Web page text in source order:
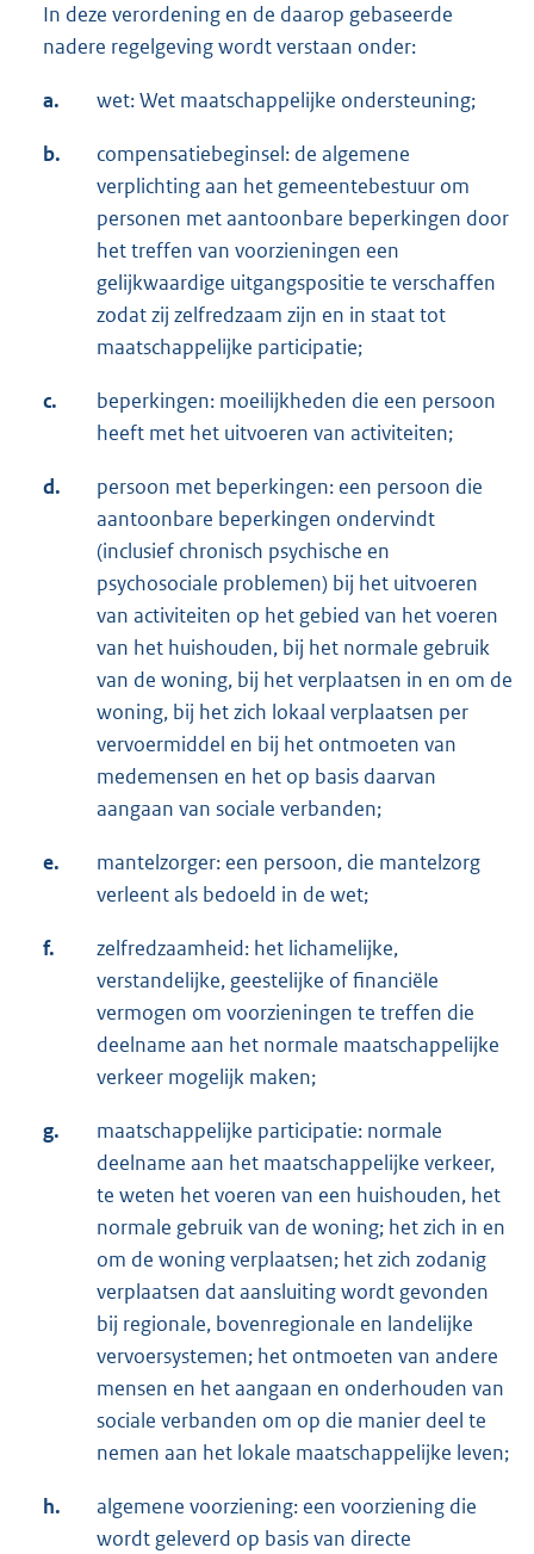
In deze verordening en de daarop gebaseerde
nadere regelgeving wordt verstaan onder:
a. wet: Wet maatschappelijke ondersteuning;
b.
compensatiebeginsel: de algemene
verplichting aan het gemeentebestuur om
personen met aantoonbare beperkingen door
het treffen van voorzieningen een
gelijkwaardige uitgangspositie te verschaffen
zodat zij zelfredzaam zijn en in staat tot
maatschappelijke participatie;
c.
beperkingen: moeilijkheden die een persoon
heeft met het uitvoeren van activiteiten;
d.
persoon met beperkingen: een persoon die
aantoonbare beperkingen ondervindt
(inclusief chronisch psychische en
psychosociale problemen) bij het uitvoeren
van activiteiten op het gebied van het voeren
van het huishouden, bij het normale gebruik
van de woning, bij het verplaatsen in en om de
woning, bij het zich lokaal verplaatsen per
vervoermiddel en bij het ontmoeten van
medemensen en het op basis daarvan
aangaan van sociale verbanden;
e.
mantelzorger: een persoon, die mantelzorg
verleent als bedoeld in de wet;
f.
zelfredzaamheid: het lichamelijke,
verstandelijke, geestelijke of financiële
vermogen om voorzieningen te treffen die
deelname aan het normale maatschappelijke
verkeer mogelijk maken;
g.
maatschappelijke participatie: normale
deelname aan het maatschappelijke verkeer,
te weten het voeren van een huishouden, het
normale gebruik van de woning; het zich in en
om de woning verplaatsen; het zich zodanig
verplaatsen dat aansluiting wordt gevonden
bij regionale, bovenregionale en landelijke
vervoersystemen; het ontmoeten van andere
mensen en het aangaan en onderhouden van
sociale verbanden om op die manier deel te
nemen aan het lokale maatschappelijke leven;
h.
algemene voorziening: een voorziening die
wordt geleverd op basis van directe